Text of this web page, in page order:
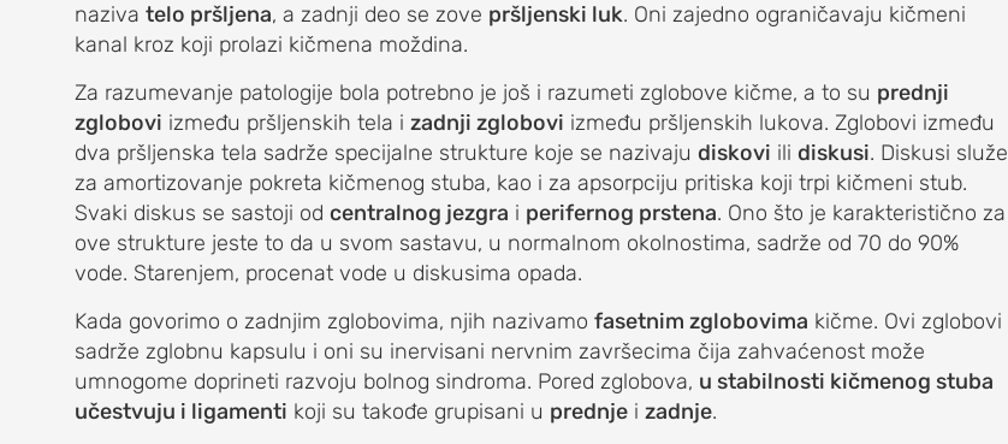
naziva telo pršljena, a zadnji deo se zove pršljenski luk. Oni zajedno ograničavaju kičmeni
kanal kroz koji prolazi kičmena moždina.
Za razumevanje patologije bola potrebno je još i razumeti zglobove kičme, a to su prednji
zglobovi između pršljenskih tela i zadnji zglobovi između pršljenskih lukova. Zglobovi između
dva pršljenska tela sadrže specijalne strukture koje se nazivaju diskovi ili diskusi. Diskusi služe
za amortizovanje pokreta kičmenog stuba, kao i za apsorpciju pritiska koji trpi kičmeni stub.
Svaki diskus se sastoji od centralnog jezgra i perifernog prstena. Ono što je karakteristično za
ove strukture jeste to da u svom sastavu, u normalnom okolnostima, sadrže od 70 do 90%
vode. Starenjem, procenat vode u diskusima opada.
Kada govorimo o zadnjim zglobovima, njih nazivamo fasetnim zglobovima kičme. Ovi zglobovi
sadrže zglobnu kapsulu i oni su inervisani nervnim završecima čija zahvaćenost može
umnogome doprineti razvoju bolnog sindroma. Pored zglobova, u stabilnosti kičmenog stuba
učestvuju i ligamenti koji su takođe grupisani u prednje i zadnje.